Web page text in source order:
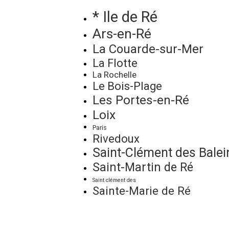
* Ile de Ré
Ars-en-Ré
La Couarde-sur-Mer
La Flotte
La Rochelle
Le Bois-Plage
Les Portes-en-Ré
Loix
Paris
Rivedoux
Saint-Clément des
Saint-Martin de Ré
Saint clément des
Sainte-Marie de Ré